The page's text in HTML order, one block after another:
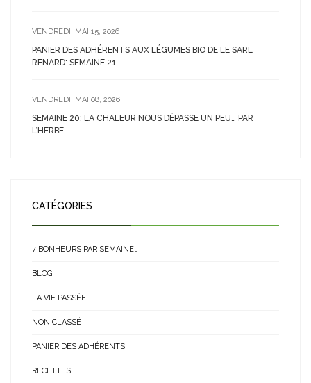
VENDREDI, MAI 15, 2026
PANIER DES ADHÉRENTS AUX LÉGUMES BIO DE LE SARL
RENARD: SEMAINE 21
VENDREDI, MAI 08, 2026
SEMAINE 20: LA CHALEUR NOUS DÉPASSE UN PEU… PAR
L’HERBE
CATÉGORIES
7 BONHEURS PAR SEMAINE…
BLOG
LA VIE PASSÉE
NON CLASSÉ
PANIER DES ADHÉRENTS
RECETTES